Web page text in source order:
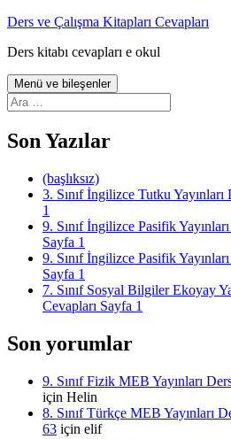
İçeriğe
Ders ve Çalışma Kitapları Cevapları
Ders kitabı cevapları e okul
Menü ve bileşenler
Arama:
Son Yazılar
(başlıksız)
3. Sınıf İngilizce Tutku
1
9. Sınıf İngilizce Pasifik
Sayfa 1
9. Sınıf İngilizce Pasifik
Sayfa 1
7. Sınıf Sosyal Bilgiler Ekoyay
Cevapları Sayfa 1
Son yorumlar
9. Sınıf Fizik MEB Yayınları
için Helin
8. Sınıf Türkçe MEB Yayınları
63 için elif